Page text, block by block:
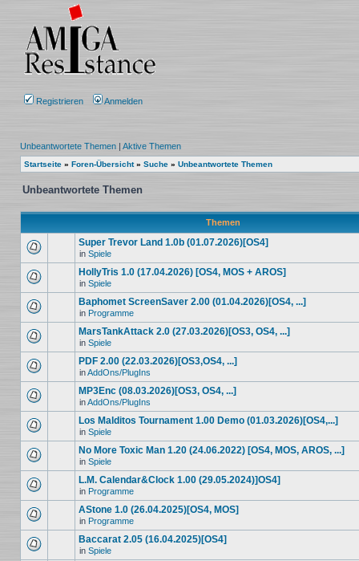
Registrieren Anmelden
Unbeantwortete Themen | Aktive Themen
Startseite » Foren-Übersicht» Suche » Unbeantwortete Themen
Unbeantwortete Themen
Themen
Super Trevor Land 1.0b (01.07.2026)[OS4]
in Spiele
HollyTris 1.0 (17.04.2026) [OS4, MOS + AROS]
in Spiele
Baphomet ScreenSaver 2.00 (01.04.2026)[OS4, ...]
in Programme
MarsTankAttack 2.0 (27.03.2026)[OS3, OS4, ...]
in Spiele
PDF 2.00 (22.03.2026)[OS3,OS4, ...]
inAddOns/PlugIns
MP3Enc (08.03.2026)[OS3, OS4, ...]
inAddOns/PlugIns
Los Malditos Tournament 1.00 Demo (01.03.2026)[OS4,...]
in Spiele
No More Toxic Man 1.20 (24.06.2022) [OS4, MOS, AROS, ...]
in Spiele
L.M. Calendar&Clock 1.00 (29.05.2024)]OS4]
in Programme
AStone 1.0 (26.04.2025)[OS4, MOS]
in Programme
Baccarat 2.05 (16.04.2025)[OS4]
in Spiele